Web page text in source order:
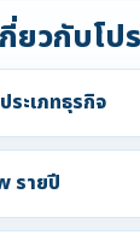
ยวกับโ
ระเภทธุรกิจ
รายปี